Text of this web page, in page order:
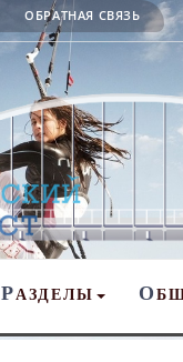
ОБРАТНАЯ СВЯЗЬ
РАЗДЕЛЫ О